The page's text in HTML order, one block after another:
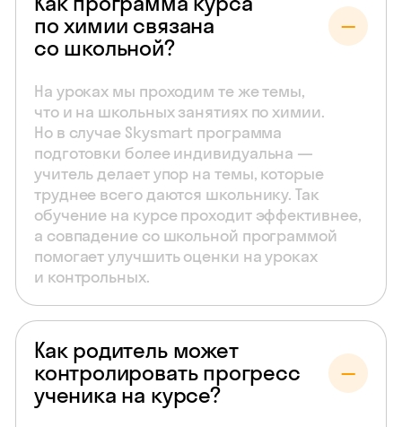
по химии связана
со школьной?
На уроках мы проходим те же темы,
что и на школьных занятиях по химии.
Но в случае Skysmart программа
подготовки более индивидуальна —
учитель делает упор на темы, которые
труднее всего даются школьнику. Так
обучение на курсе проходит эффективнее,
а совпадение со школьной программой
помогает улучшить оценки на уроках
и контрольных.
Как родитель может
контролировать прогресс
ученика на курсе?